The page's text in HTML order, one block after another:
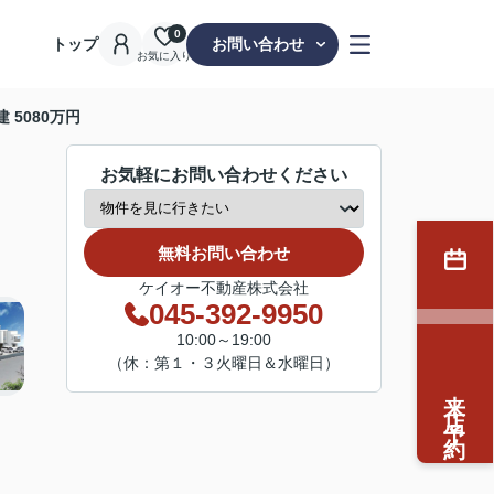
トップ
お気に入り
0
お問い合わせ
5080万円
お気軽にお問い合わせください
無料お問い合わせ
ケイオー不動産株式会社
045-392-9950
10:00～19:00
（休：第１・３火曜日＆水曜日）
来店予約